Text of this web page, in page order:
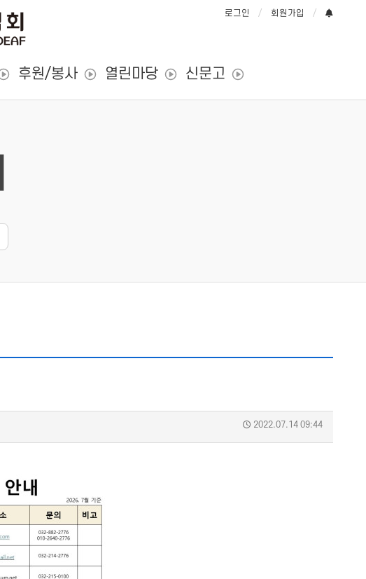
로그인 회원가입
후원/봉사 열린마당 신문고
2022.07.14 09:44